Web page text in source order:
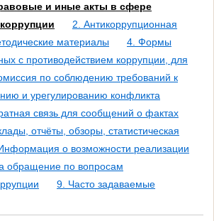
и иные акты в сфере
2. Антикоррупционная
материалы
4. Формы
с противодействием коррупции, для
по соблюдению требований к
и урегулированию конфликта
связь для сообщений о фактах
отчёты, обзоры, статистическая
о возможности реализации
обращение по вопросам
9. Часто задаваемые